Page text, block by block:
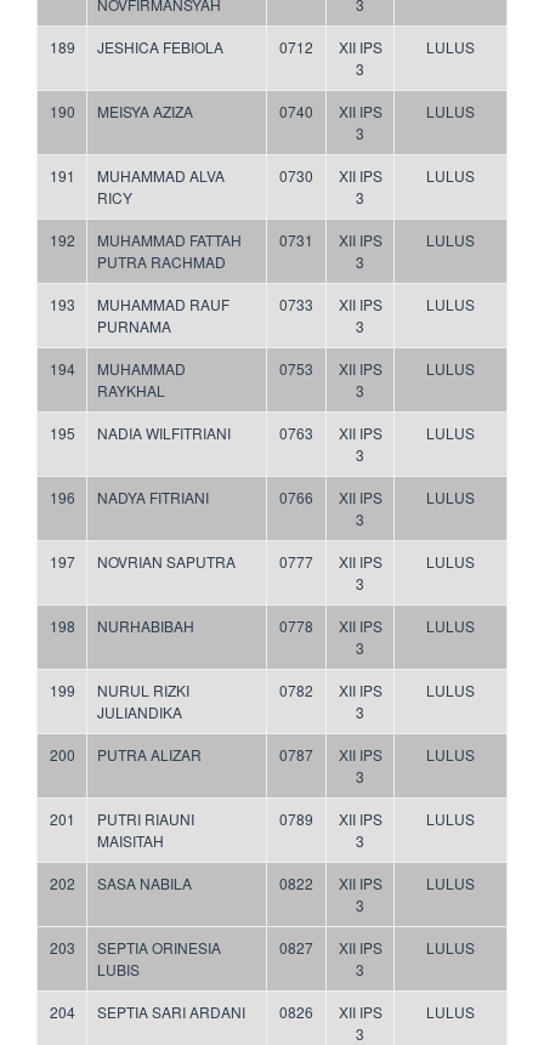
NOVFIRMANSYAH 3
189 JESHICA FEBIOLA 0712
XII IPS
3
LULUS
190 MEISYA AZIZA 0740
XII IPS
3
LULUS
191
MUHAMMAD ALVA
RICY
0730
XII IPS
3
LULUS
192
MUHAMMAD FATTAH
PUTRA RACHMAD
0731
XII IPS
3
LULUS
193
MUHAMMAD RAUF
PURNAMA
0733
XII IPS
3
LULUS
194
MUHAMMAD
RAYKHAL
0753
XII IPS
3
LULUS
195 NADIA WILFITRIANI 0763
XII IPS
3
LULUS
196 NADYA FITRIANI 0766
XII IPS
3
LULUS
197 NOVRIAN SAPUTRA 0777
XII IPS
3
LULUS
198 NURHABIBAH 0778
XII IPS
3
LULUS
199
NURUL RIZKI
JULIANDIKA
0782
XII IPS
3
LULUS
200 PUTRA ALIZAR 0787
XII IPS
3
LULUS
201
PUTRI RIAUNI
MAISITAH
0789
XII IPS
3
LULUS
202 SASA NABILA 0822
XII IPS
3
LULUS
203
SEPTIA ORINESIA
LUBIS
0827
XII IPS
3
LULUS
204 SEPTIA SARI ARDANI 0826
XII IPS
3
LULUS